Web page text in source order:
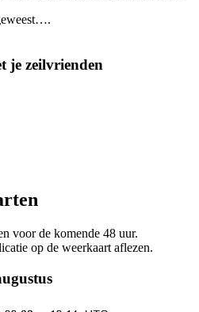
je zeilvrienden
voor de komende 48 uur.
op de weerkaart aflezen.